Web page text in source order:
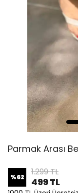
Parmak Arası
%62 1.299 TL
499 TL